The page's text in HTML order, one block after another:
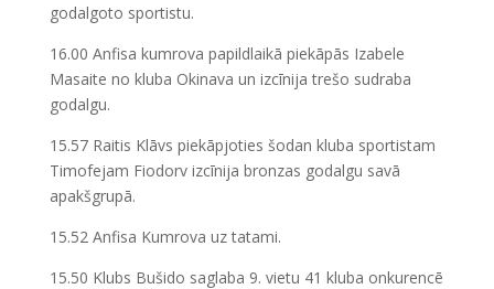
godalgoto sportistu.
16.00 Anfisa kumrova papildlaikā piekāpās Izabele
Masaite no kluba Okinava un izcīnija trešo sudraba
godalgu.
15.57 Raitis Klāvs piekāpjoties šodan kluba sportistam
Timofejam Fiodorv izcīnija bronzas godalgu savā
apakšgrupā.
15.52 Anfisa Kumrova uz tatami.
15.50 Klubs Bušido saglaba 9. vietu 41 kluba onkurencē